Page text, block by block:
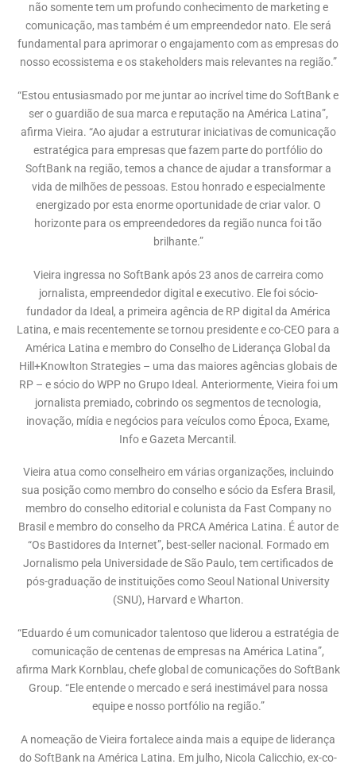
não somente tem um profundo conhecimento de marketing e
comunicação, mas também é um empreendedor nato. Ele será
fundamental para aprimorar o engajamento com as empresas do
nosso ecossistema e os stakeholders mais relevantes na região.”
“Estou entusiasmado por me juntar ao incrível time do SoftBank e
ser o guardião de sua marca e reputação na América Latina”,
afirma Vieira. “Ao ajudar a estruturar iniciativas de comunicação
estratégica para empresas que fazem parte do portfólio do
SoftBank na região, temos a chance de ajudar a transformar a
vida de milhões de pessoas. Estou honrado e especialmente
energizado por esta enorme oportunidade de criar valor. O
horizonte para os empreendedores da região nunca foi tão
brilhante.”
Vieira ingressa no SoftBank após 23 anos de carreira como
jornalista, empreendedor digital e executivo. Ele foi sócio-
fundador da Ideal, a primeira agência de RP digital da América
Latina, e mais recentemente se tornou presidente e co-CEO para a
América Latina e membro do Conselho de Liderança Global da
Hill+Knowlton Strategies – uma das maiores agências globais de
RP – e sócio do WPP no Grupo Ideal. Anteriormente, Vieira foi um
jornalista premiado, cobrindo os segmentos de tecnologia,
inovação, mídia e negócios para veículos como Época, Exame,
Info e Gazeta Mercantil.
Vieira atua como conselheiro em várias organizações, incluindo
sua posição como membro do conselho e sócio da Esfera Brasil,
membro do conselho editorial e colunista da Fast Company no
Brasil e membro do conselho da PRCA América Latina. É autor de
“Os Bastidores da Internet”, best-seller nacional. Formado em
Jornalismo pela Universidade de São Paulo, tem certificados de
pós-graduação de instituições como Seoul National University
(SNU), Harvard e Wharton.
“Eduardo é um comunicador talentoso que liderou a estratégia de
comunicação de centenas de empresas na América Latina”,
afirma Mark Kornblau, chefe global de comunicações do SoftBank
Group. “Ele entende o mercado e será inestimável para nossa
equipe e nosso portfólio na região.”
A nomeação de Vieira fortalece ainda mais a equipe de liderança
do SoftBank na América Latina. Em julho, Nicola Calicchio, ex-co-